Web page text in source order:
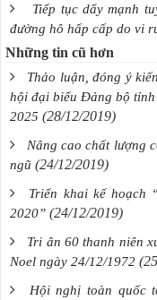
Tiếp tục dẩy mạnh
đường hô hấp cấp do vi
Những tin cũ hơn
Thảo luận, đóng ý
hội đại biểu Đảng bộ
2025 (28/12/2019)
Nâng cao chất lượng
ngũ (24/12/2019)
Triển khai kế hoạch
2020” (24/12/2019)
Tri ân 60 thanh niên
Noel ngày 24/12/1972
Hội nghị toàn quốc